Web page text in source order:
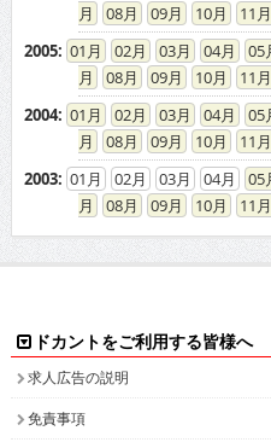
08
09 10 11
2005: 01 02 03 04 05
08
09 10 11
2004: 01 02 03 04 05
08
09 10 11
2003: 01 02 03 04 05
08
09 10 11
ドカントをご利用する皆様へ
求人広告の説明
免責事項